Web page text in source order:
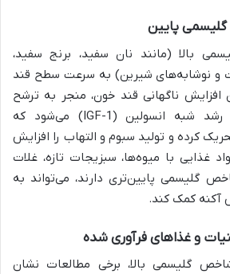
پایین
بالا (مانند نان سفید، برنج سفید،
و نوشابه‌های شیرین) به سرعت سطح قند
افزایش ناگهانی قند خون، منجر به ترشح
انسولین و فاکتورهای رشد شبه انسولین (IGF-1) می‌شود که
کرده و تولید سبوم و التهاب را افزایش
غذایی با میوه‌ها، سبزیجات تازه، غلات
گلیسمی پایین‌تری دارند، می‌تواند به
آکنه کمک کند.
و غذاهای فرآوری شده
گلیسمی بالا، برخی مطالعات نشان